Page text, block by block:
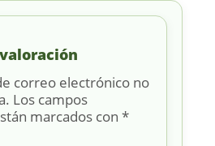
correo electrónico no
Los campos
marcados con *